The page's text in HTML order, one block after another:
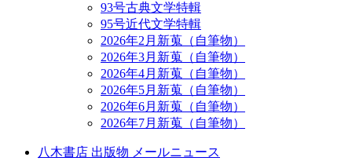
93号古典文学特輯
95号近代文学特輯
2026年2月新蒐（自筆物）
2026年3月新蒐（自筆物）
2026年4月新蒐（自筆物）
2026年5月新蒐（自筆物）
2026年6月新蒐（自筆物）
2026年7月新蒐（自筆物）
八木書店 出版物 メールニュース